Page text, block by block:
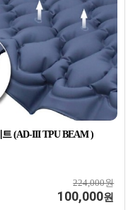
(AD-III TPU BEAM )
224,000원
100,000원